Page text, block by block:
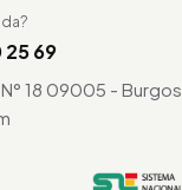
25 69
18 09005 - Burgos